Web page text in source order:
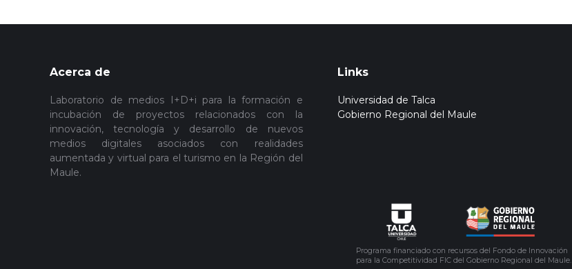
Acerca de
Laboratorio de medios I+D+i para la formación e
incubación de proyectos relacionados con la
innovación, tecnología y desarrollo de nuevos
medios digitales asociados con realidades
aumentada y virtual para el turismo en la Región del
Maule.
Links
Universidad de Talca
Gobierno Regional del Maule
Programa financiado con recursos del Fondo de Innovación
para la Competitividad FIC del Gobierno Regional del Maule.